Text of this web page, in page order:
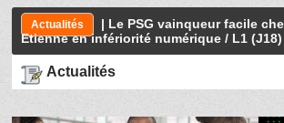
Actualités
| Le PSG vainqueur facile
Etienne en infériorité numérique / L1 (J18)
Actualités